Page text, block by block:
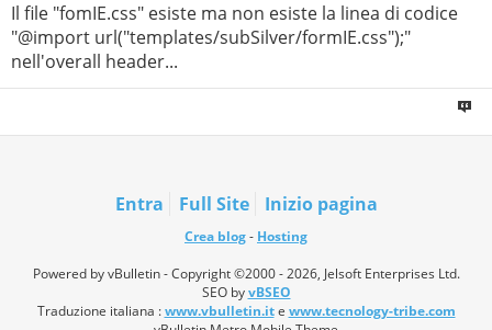
Il file "fomIE.css" esiste ma non esiste la linea di codice
"@import url("templates/subSilver/formIE.css");"
nell'overall header...
Entra Full Site Inizio pagina
Crea blog- Hosting
Powered by vBulletin - Copyright ©2000 - 2026, Jelsoft Enterprises Ltd.
SEO byvBSEO
Traduzione italiana :www.vbulletin.ite www.tecnology-tribe.com